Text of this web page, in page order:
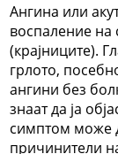
Ангина или
воспаление на
(крајниците).
грлото,
ангини без
знаат да ја
симптом може
причинители